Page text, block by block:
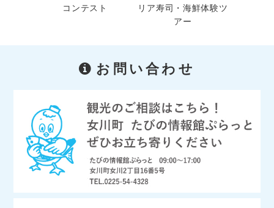
コンテスト
リア寿司・海鮮体験ツ
アー
お問い合わせ